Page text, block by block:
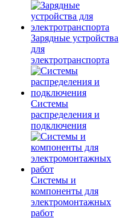
Зарядные устройства
для
электротранспорта
Системы
распределения и
подключения
Системы и
компоненты для
электромонтажных
работ